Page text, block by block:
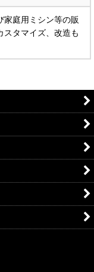
家庭用ミシン等の販
スタマイズ、改造も